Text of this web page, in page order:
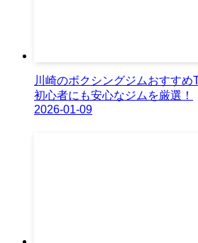
川崎のボクシングジムおすす
初心者にも安心なジムを厳選！
2026-01-09